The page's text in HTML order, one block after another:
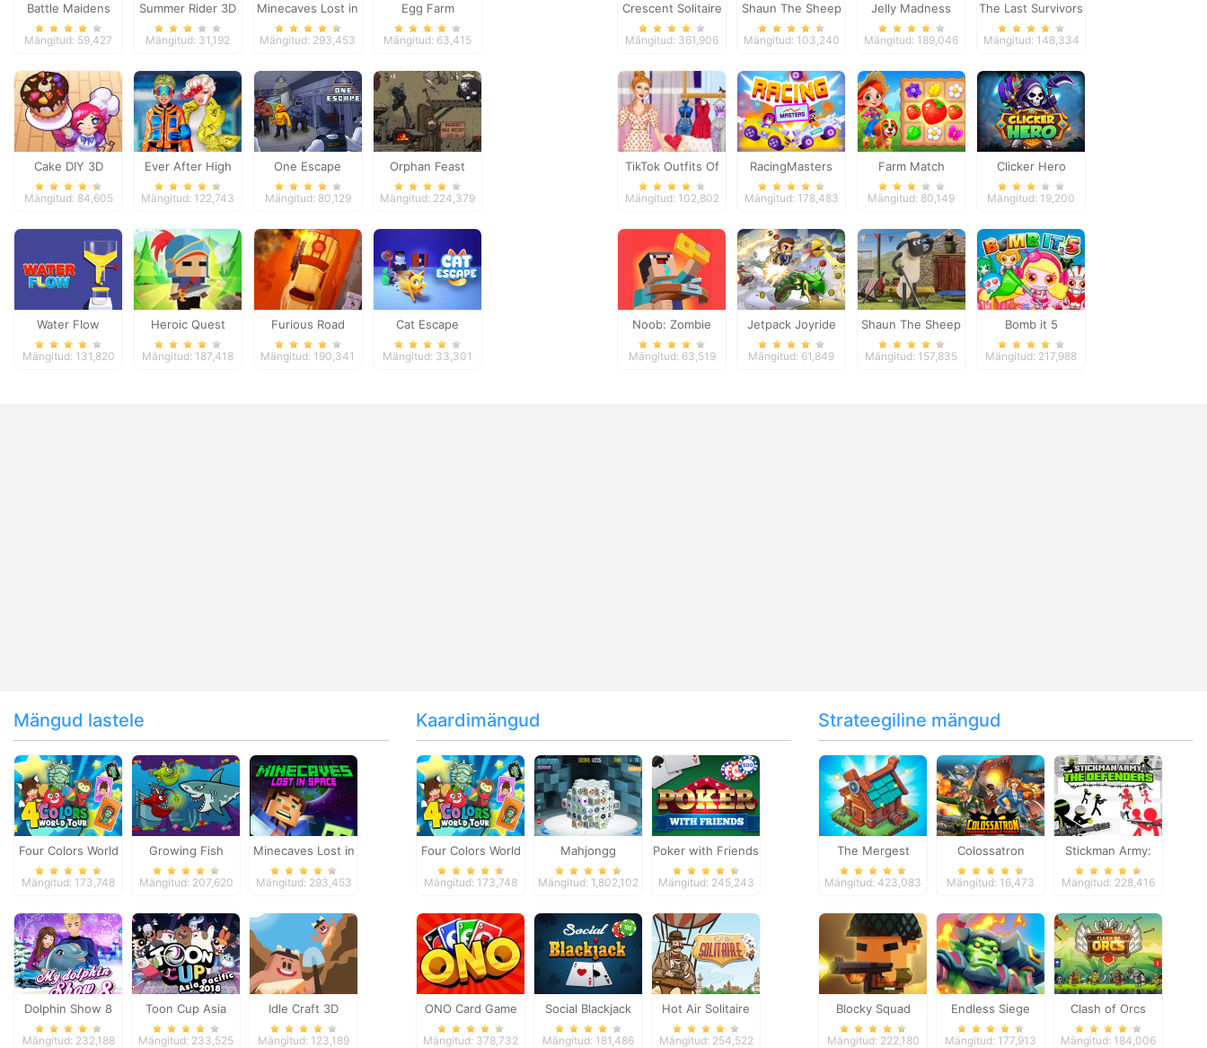
Battle Maidens
Mängitud: 59,427
Summer Rider 3D
Mängitud: 31,192
Minecaves Lost in
Space
Mängitud: 293,453
Egg Farm
Mängitud: 63,415
Cake DIY 3D
Mängitud: 84,605
Ever After High
#future
Mängitud: 122,743
One Escape
Mängitud: 80,129
Orphan Feast
Mängitud: 224,379
Water Flow
Mängitud: 131,820
Heroic Quest
Mängitud: 187,418
Furious Road
Mängitud: 190,341
Cat Escape
Mängitud: 33,301
Crescent Solitaire
Mängitud: 361,906
Shaun The Sheep
Chick n Spoon
Mängitud: 103,240
Jelly Madness
Mängitud: 189,046
The Last Survivors
Mängitud: 148,334
TikTok Outfits Of
The Week
Mängitud: 102,802
RacingMasters
Mängitud: 178,483
Farm Match
Seasons
Mängitud: 80,149
Clicker Hero
Mängitud: 19,200
Noob: Zombie
Prison Escape
Mängitud: 63,519
Jetpack Joyride
Mängitud: 61,849
Shaun The Sheep
Baahmy Golf
Mängitud: 157,835
Bomb it 5
Mängitud: 217,988
Mängud lastele
Four Colors World
Tour
Mängitud: 173,748
Growing Fish
Mängitud: 207,620
Minecaves Lost in
Space
Mängitud: 293,453
Dolphin Show 8
Mängitud: 232,188
Toon Cup Asia
Pacific 2018
Mängitud: 233,525
Idle Craft 3D
Mängitud: 123,189
Kaardimängud
Four Colors World
Tour
Mängitud: 173,748
Mahjongg
Dimensions
Mängitud: 1,802,102
Poker with Friends
Mängitud: 245,243
ONO Card Game
Mängitud: 378,732
Social Blackjack
Mängitud: 181,486
Hot Air Solitaire
Mängitud: 254,522
Strateegiline mängud
The Mergest
Kingdom
Mängitud: 423,083
Colossatron
Mängitud: 16,473
Stickman Army:
The Defenders
Mängitud: 228,416
Blocky Squad
Mängitud: 222,180
Endless Siege
Mängitud: 177,913
Clash of Orcs
Mängitud: 184,006